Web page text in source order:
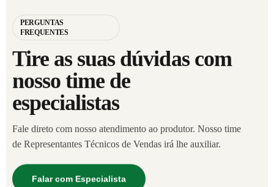
PERGUNTAS
FREQUENTES
Fale direto com nosso atendimento ao produtor. Nosso time
de Representantes Técnicos de Vendas irá lhe auxiliar.
Falar com Especialista